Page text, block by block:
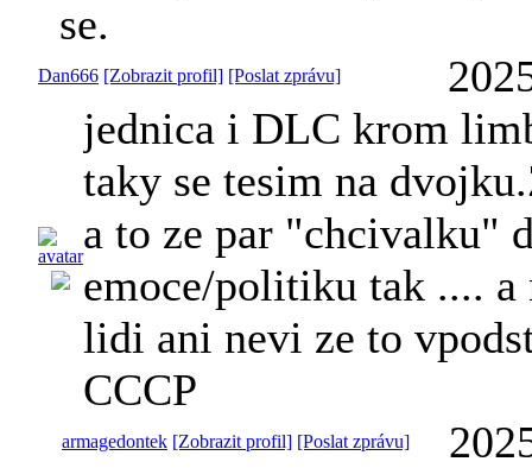
se.
Dan666 [Zobrazit profil] [Poslat zprávu]
jednica i DLC krom
taky se tesim na
a to ze par "chcivalku"
emoce/politiku tak .... a
lidi ani nevi ze to
CCCP
armagedontek [Zobrazit profil] [Poslat zprávu]